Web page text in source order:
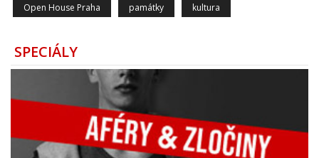
Open House Praha památky kultura
SPECIÁLY